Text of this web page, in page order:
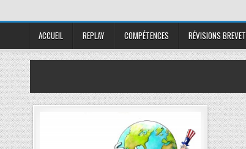
ACCUEIL REPLAY COMPÉTENCES RÉVISIONS BREVET